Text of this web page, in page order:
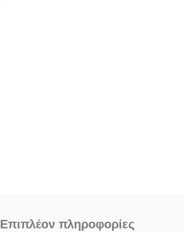
Επιπλέον πληροφορίες